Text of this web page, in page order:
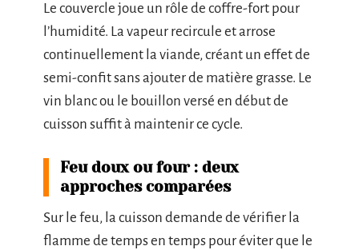
Le couvercle joue un rôle de coffre-fort pour
l’humidité. La vapeur recircule et arrose
continuellement la viande, créant un effet de
semi-confit sans ajouter de matière grasse. Le
vin blanc ou le bouillon versé en début de
cuisson suffit à maintenir ce cycle.
Feu doux ou four : deux
approches comparées
Sur le feu, la cuisson demande de vérifier la
flamme de temps en temps pour éviter que le